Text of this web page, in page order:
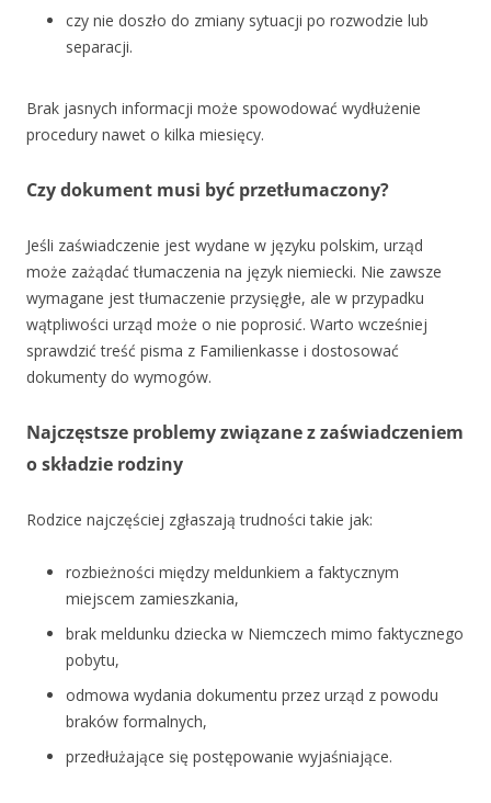
czy nie doszło do zmiany sytuacji po rozwodzie lub
separacji.
Brak jasnych informacji może spowodować wydłużenie
procedury nawet o kilka miesięcy.
Czy dokument musi być przetłumaczony?
Jeśli zaświadczenie jest wydane w języku polskim, urząd
może zażądać tłumaczenia na język niemiecki. Nie zawsze
wymagane jest tłumaczenie przysięgłe, ale w przypadku
wątpliwości urząd może o nie poprosić. Warto wcześniej
sprawdzić treść pisma z Familienkasse i dostosować
dokumenty do wymogów.
Najczęstsze problemy związane z zaświadczeniem
o składzie rodziny
Rodzice najczęściej zgłaszają trudności takie jak:
rozbieżności między meldunkiem a faktycznym
miejscem zamieszkania,
brak meldunku dziecka w Niemczech mimo faktycznego
pobytu,
odmowa wydania dokumentu przez urząd z powodu
braków formalnych,
przedłużające się postępowanie wyjaśniające.